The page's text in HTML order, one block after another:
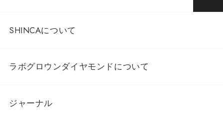
SHINCAについて
ラボグロウンダイヤモンドについて
ジャーナル